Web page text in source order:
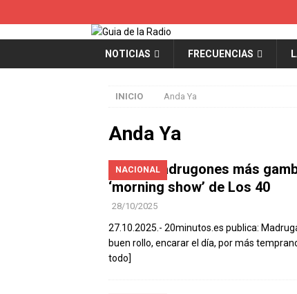
NOTICIAS FRECUENCIAS
INICIO Anda Ya
Anda Ya
NACIONAL
Los madrugones más
‘morning show’ de Los 40
28/10/2025
27.10.2025.- 20minutos.es publica:
buen rollo, encarar el día, por más
todo]